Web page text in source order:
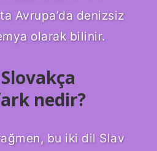
Avrupa’da denizsiz
olarak bilinir.
nedir?
bu iki dil Slav